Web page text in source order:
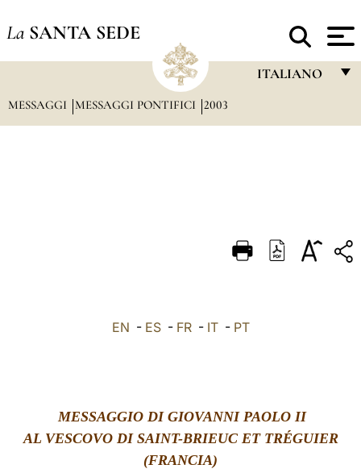
La SANTA SEDE
ITALIANO
DEUTSCH
MESSAGGI MESSAGGI PONTIFICI 2003
EN - ES- FR- IT- PT
MESSAGGIO DI GIOVANNI PAOLO II
AL VESCOVO DI SAINT-BRIEUC ET TRÉGUIER
(FRANCIA)